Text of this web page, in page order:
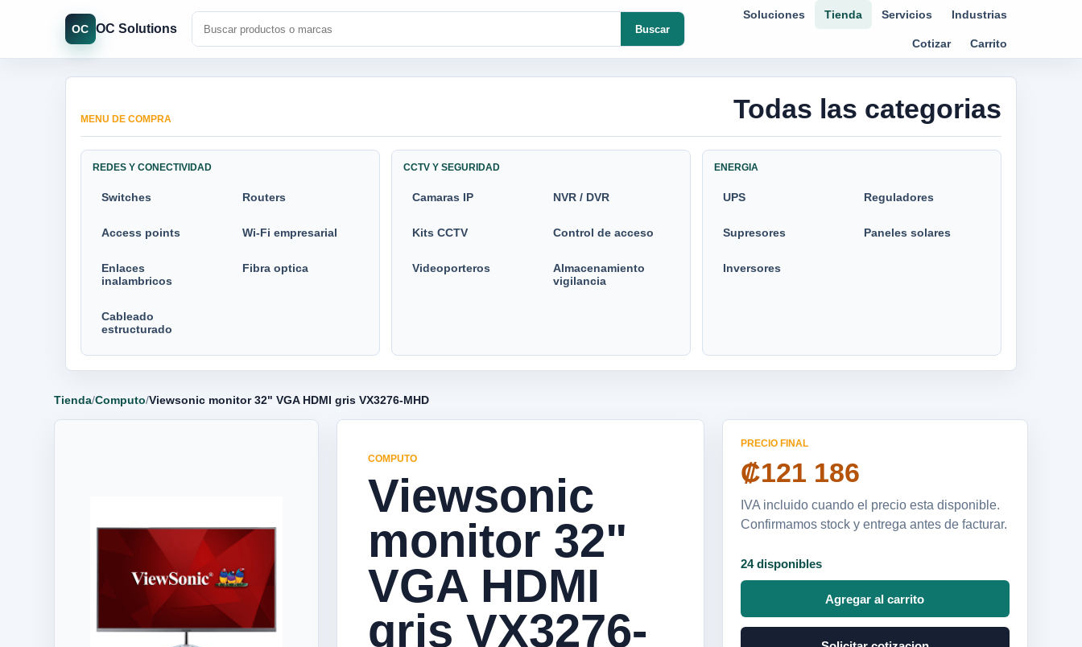
OC OC Solutions Buscar
Soluciones Tienda Servicios Industrias
Cotizar Carrito
MENU DE COMPRA Todas las categorias
REDES Y CONECTIVIDAD
Switches Routers
Access points Wi-Fi empresarial
Enlaces
inalambricos
Fibra optica
Cableado
estructurado
CCTV Y SEGURIDAD
Camaras IP NVR / DVR
Kits CCTV Control de acceso
Videoporteros
Almacenamiento
vigilancia
ENERGIA
UPS Reguladores
Supresores Paneles solares
Inversores
Tienda/Computo/Viewsonic monitor 32" VGA HDMI gris VX3276-MHD
COMPUTO
Viewsonic
monitor 32"
VGA HDMI
gris VX3276-
PRECIO FINAL
₡121 186
IVA incluido cuando el precio esta disponible.
Confirmamos stock y entrega antes de facturar.
24 disponibles
Agregar al carrito